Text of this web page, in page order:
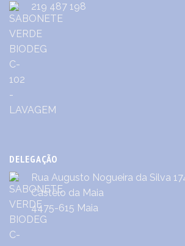
219 487 198
DELEGAÇÃO
Rua Augusto Nogueira da Silva
Castêlo da Maia
4475-615 Maia